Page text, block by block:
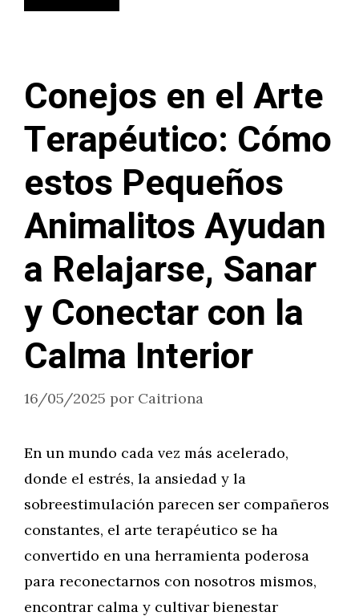
Conejos en el Arte
Terapéutico: Cómo
estos Pequeños
Animalitos Ayudan
a Relajarse, Sanar
y Conectar con la
Calma Interior
16/05/2025 por Caitriona
En un mundo cada vez más acelerado,
donde el estrés, la ansiedad y la
sobreestimulación parecen ser compañeros
constantes, el arte terapéutico se ha
convertido en una herramienta poderosa
para reconectarnos con nosotros mismos,
encontrar calma y cultivar bienestar